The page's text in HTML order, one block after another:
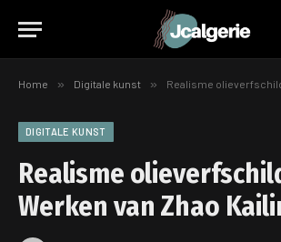
Home » Digitale kunst » Realisme olieverfschilderij
DIGITALE KUNST
Realisme
Werken van Zhao